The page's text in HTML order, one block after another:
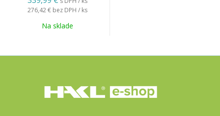
276,42 € bez DPH / ks
Na sklade